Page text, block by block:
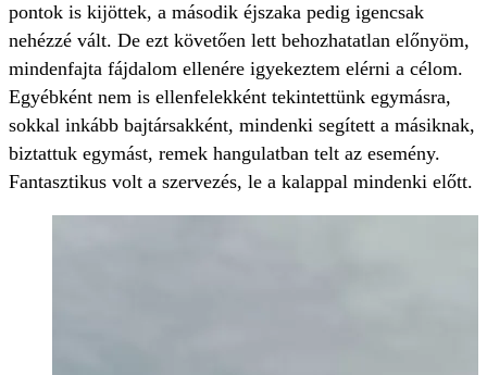
pontok is kijöttek, a második éjszaka pedig igencsak
nehézzé vált. De ezt követően lett behozhatatlan előnyöm,
mindenfajta fájdalom ellenére igyekeztem elérni a célom.
Egyébként nem is ellenfelekként tekintettünk egymásra,
sokkal inkább bajtársakként, mindenki segített a másiknak,
biztattuk egymást, remek hangulatban telt az esemény.
Fantasztikus volt a szervezés, le a kalappal mindenki előtt.